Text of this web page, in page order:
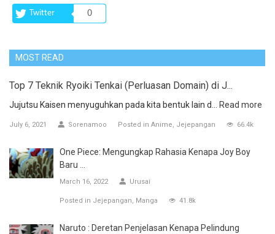
Twitter 0
MOST READ
Top 7 Teknik Ryoiki Tenkai (Perluasan Domain) di J...
Jujutsu Kaisen menyuguhkan pada kita bentuk lain d... Read more
July 6, 2021 Sorenamoo Posted in Anime Jejepangan 66.4k
One Piece: Mengungkap Rahasia Kenapa Joy Boy
Baru ...
March 16, 2022 Urusai
Posted in Jejepangan Manga 41.8k
Naruto : Deretan Penjelasan Kenapa Pelindung